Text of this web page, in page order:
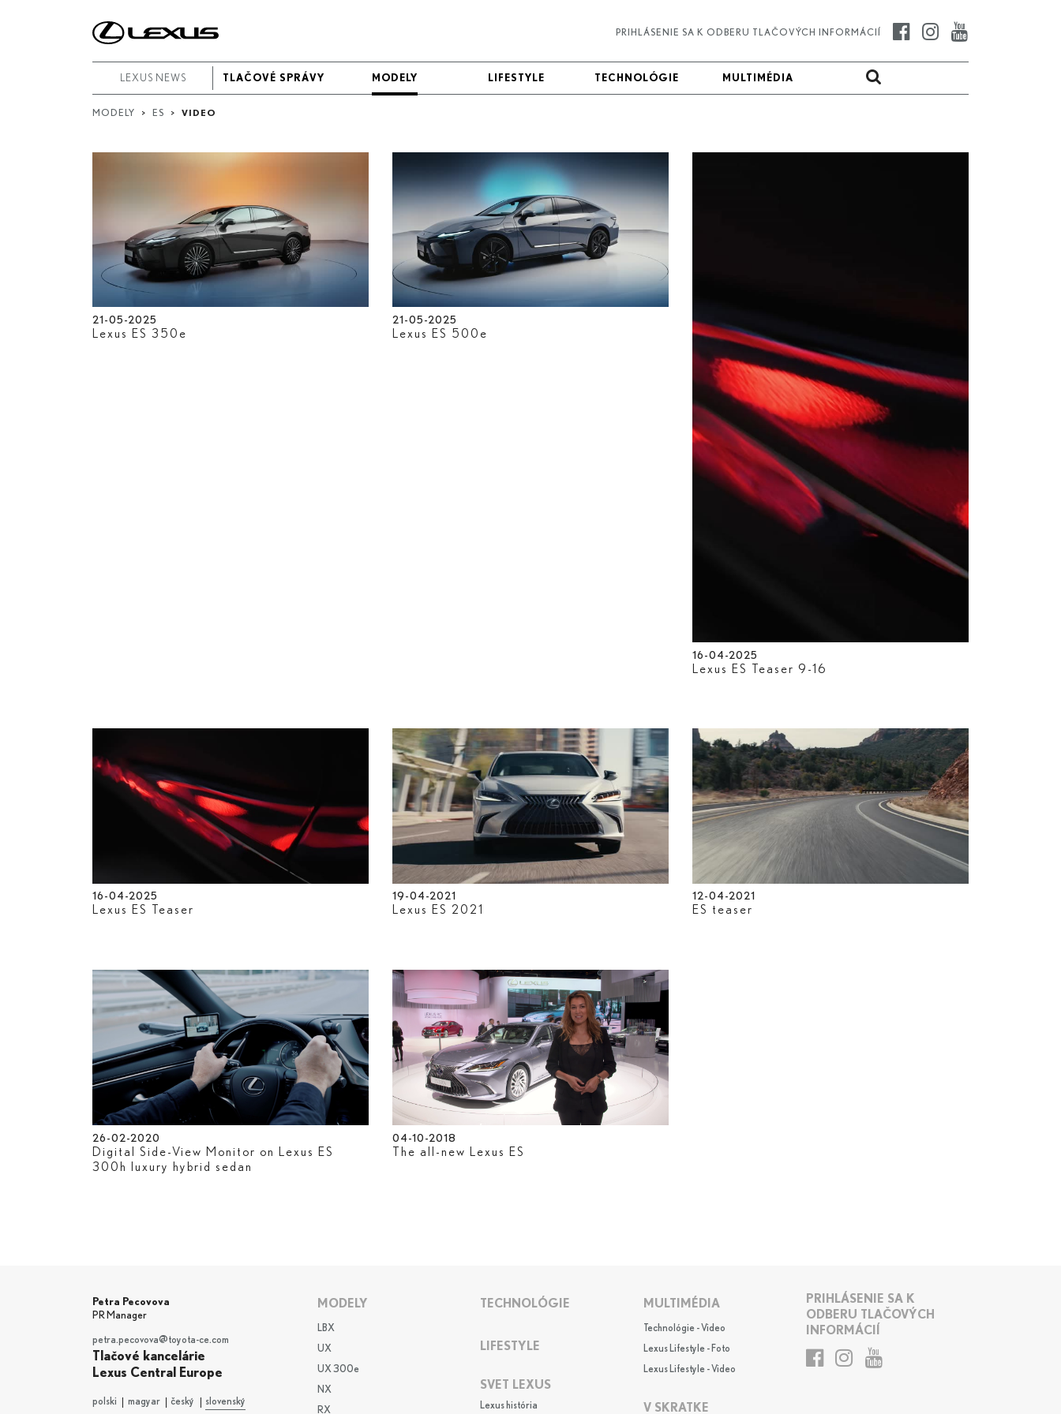
LEXUS NEWS TLAČOVÉ SPRÁVY MODELY LIFESTYLE TECHNOLÓGIE MULTIMÉDIA
PRIHLÁSENIE SA K ODBERU TLAČOVÝCH INFORMÁCIÍ
LEXUS NEWS TLAČOVÉ SPRÁVY MODELY LIFESTYLE TECHNOLÓGIE MULTIMÉDIA
MODELY > ES > VIDEO
21-05-2025
Lexus ES 350 e
21-05-2025
Lexus ES 500 e
16-04-2025
Lexus ES Teaser 9-16
16-04-2025
Lexus ES Teaser
19-04-2021
Lexus ES 2021
12-04-2021
ES teaser
26-02-2020
Digital Side-View Monitor on Lexus ES
300 h luxury hybrid sedan
04-10-2018
The all-new Lexus ES
Petra Pecovova
PR Manager
petra.pecovova@toyota-ce.com
Tlačové kancelárie
Lexus Central Europe
polski magyar český slovenský
MODELY
LBX
UX
UX 300e
NX
RX
TECHNOLÓGIE
LIFESTYLE
SVET LEXUS
Lexus história
MULTIMÉDIA
Technológie - Video
Lexus Lifestyle - Foto
Lexus Lifestyle - Video
V SKRATKE
PRIHLÁSENIE SA K
ODBERU TLAČOVÝCH
INFORMÁCIÍ